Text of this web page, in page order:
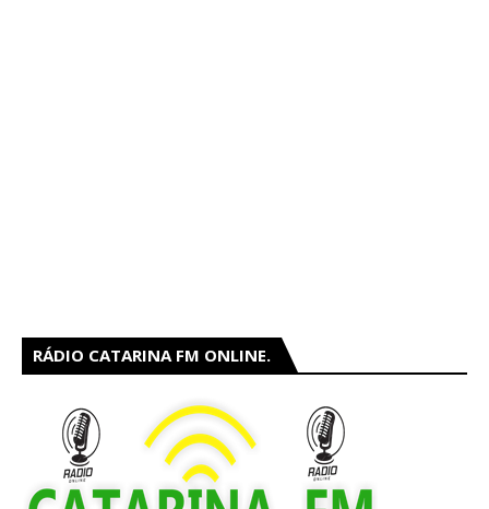
RÁDIO CATARINA FM ONLINE.